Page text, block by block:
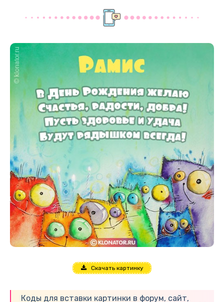
Скачать картинку
Коды для вставки картинки в форум, сайт,